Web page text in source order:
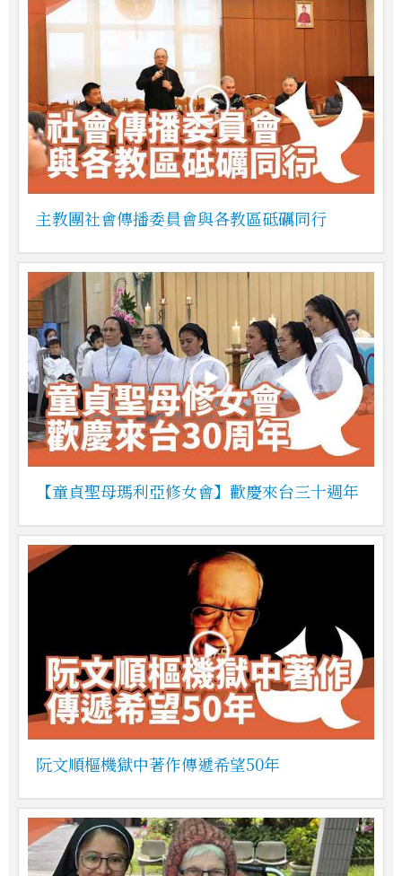
主教團社會傳播委員會與各教區砥礪同行
【童貞聖母瑪利亞修女會】歡慶來台三十週年
阮文順樞機獄中著作傳遞希望50年